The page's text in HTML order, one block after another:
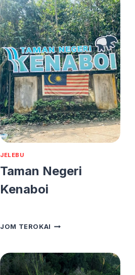
JELEBU
Taman Negeri
Kenaboi
JOM TEROKAI TAMAN